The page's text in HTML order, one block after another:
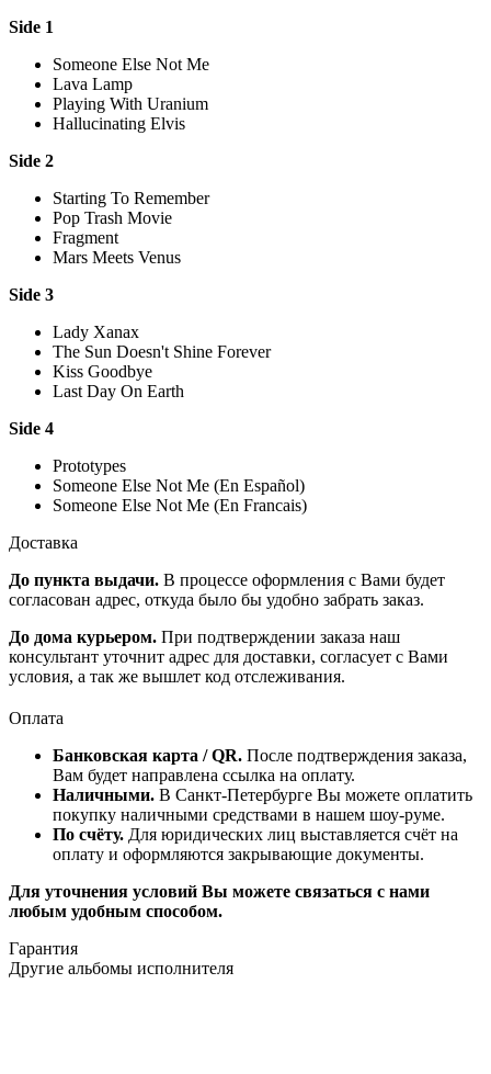
Side 1
Someone Else Not Me
Lava Lamp
Playing With Uranium
Hallucinating Elvis
Side 2
Starting To Remember
Pop Trash Movie
Fragment
Mars Meets Venus
Side 3
Lady Xanax
The Sun Doesn't Shine Forever
Kiss Goodbye
Last Day On Earth
Side 4
Prototypes
Someone Else Not Me (En Español)
Someone Else Not Me (En Francais)
Доставка
До пункта выдачи. В процессе оформления с Вами будет
согласован адрес, откуда было бы удобно забрать заказ.
До дома курьером. При подтверждении заказа наш
консультант уточнит адрес для доставки, согласует с Вами
условия, а так же вышлет код отслеживания.
Оплата
Банковская карта / QR. После подтверждения заказа,
Вам будет направлена ссылка на оплату.
Наличными. В Санкт-Петербурге Вы можете оплатить
покупку наличными средствами в нашем шоу-руме.
По счёту. Для юридических лиц выставляется счёт на
оплату и оформляются закрывающие документы.
Для уточнения условий Вы можете связаться с нами
любым удобным способом.
Гарантия
Другие альбомы исполнителя